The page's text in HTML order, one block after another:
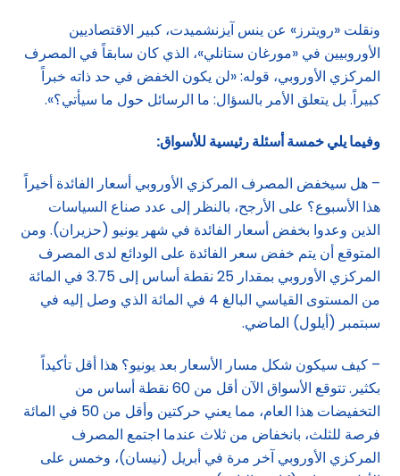
ونقلت «رويترز» عن ينس آيزنشميدت، كبير الاقتصاديين
الأوروبيين في «مورغان ستانلي»، الذي كان سابقاً في المصرف
المركزي الأوروبي، قوله: «لن يكون الخفض في حد ذاته خبراً
كبيراً. بل يتعلق الأمر بالسؤال: ما الرسائل حول ما سيأتي؟».
وفيما يلي خمسة أسئلة رئيسية للأسواق:
– هل سيخفض المصرف المركزي الأوروبي أسعار الفائدة أخيراً
هذا الأسبوع؟ على الأرجح، بالنظر إلى عدد صناع السياسات
الذين وعدوا بخفض أسعار الفائدة في شهر يونيو (حزيران). ومن
المتوقع أن يتم خفض سعر الفائدة على الودائع لدى المصرف
المركزي الأوروبي بمقدار 25 نقطة أساس إلى 3.75 في المائة
من المستوى القياسي البالغ 4 في المائة الذي وصل إليه في
سبتمبر (أيلول) الماضي.
– كيف سيكون شكل مسار الأسعار بعد يونيو؟ هذا أقل تأكيداً
بكثير. تتوقع الأسواق الآن أقل من 60 نقطة أساس من
التخفيضات هذا العام، مما يعني حركتين وأقل من 50 في المائة
فرصة للثلث، بانخفاض من ثلاث عندما اجتمع المصرف
المركزي الأوروبي آخر مرة في أبريل (نيسان)، وخمس على